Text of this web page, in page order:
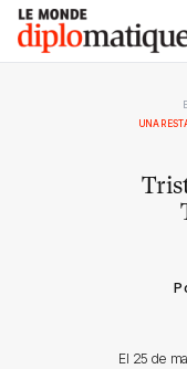
Skip
content
Le monde
UNA
El 25 de